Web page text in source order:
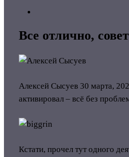
Все отлично,
Алексей Сысуев 30 марта,
активировал – всё без
Кстати, прочел тут одного